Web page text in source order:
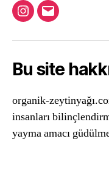
Instagram
Email
Bu site
organik-
insanları
yayma amacı